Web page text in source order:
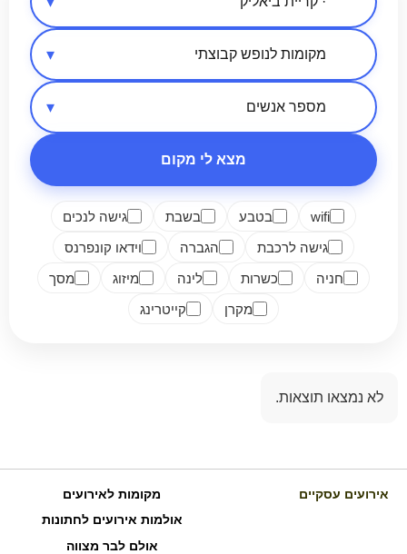
אזור בארץ
סיווג מקום
מספר אנשים
מצא לי מקום
wifi בטבע בשבת
גישה לנכים
גישה לרכבת
הגברה
וידאו קונפרנס
חניה
כשרות לינה מיזוג
מסך
מקרן
קייטרינג
לא נמצאו תוצאות.
אירועים עסקיים
מקומות לאירועים
אולמות אירועים לחתונות
אולם לבר מצווה